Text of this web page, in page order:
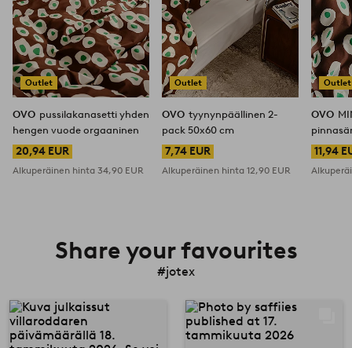
Outlet
OVO pussilakanasetti yhden
hengen vuode orgaaninen
20,94 EUR
Alkuperäinen hinta 34,90 EUR
Outlet
OVO tyynynpäällinen 2-
pack 50x60 cm
7,74 EUR
Alkuperäinen hinta12,90 EUR
Outlet
OVO
11,94
Share your favourites
#jotex